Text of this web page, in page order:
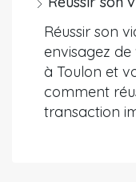
Réussir son
envisagez
à Toulon et
comment
transaction